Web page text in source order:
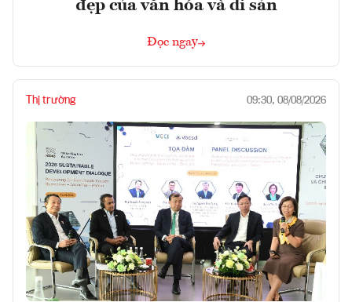
đẹp của văn hóa và di sản
Đọc ngay
Thị trường 09:30, 08/08/2026